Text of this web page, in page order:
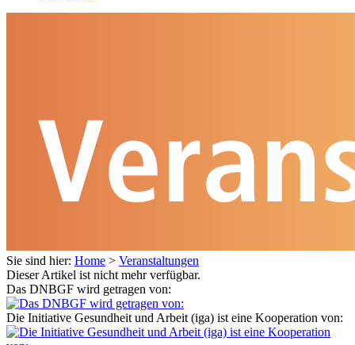
Sie sind hier: Home > Veranstaltungen
Dieser Artikel ist nicht mehr verfügbar.
Das DNBGF wird getragen von:
Die Initiative Gesundheit und Arbeit (iga) ist eine Kooperation von: